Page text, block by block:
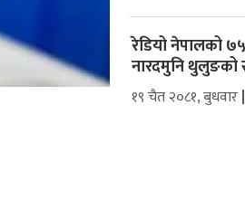
रेडियो नेपालको
नारदमुनि थुलुङको
१९ चैत २०८१, बुधवार